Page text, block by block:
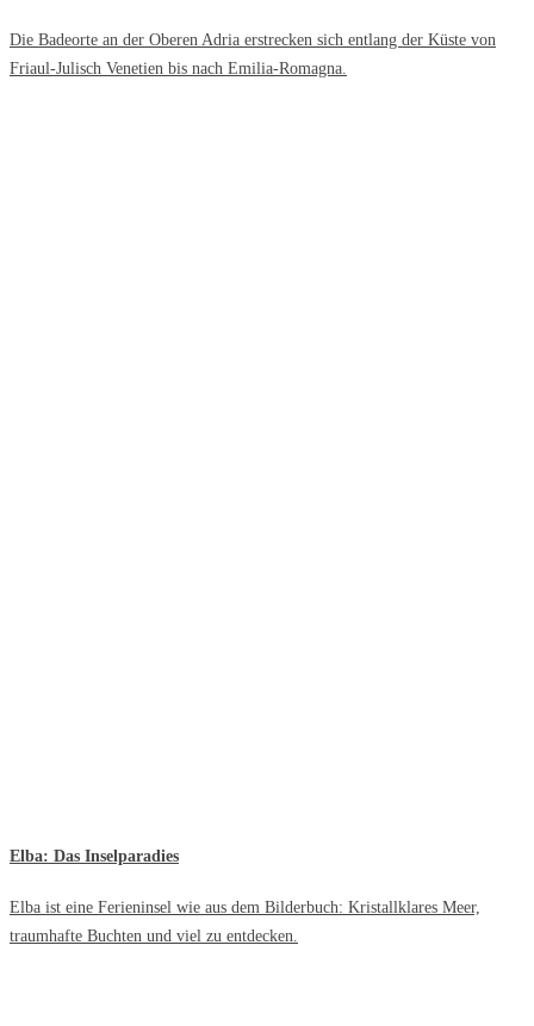
Die Badeorte an der Oberen Adria erstrecken sich entlang der Küste von
Friaul-Julisch Venetien bis nach Emilia-Romagna.
Elba: Das Inselparadies
Elba ist eine Ferieninsel wie aus dem Bilderbuch: Kristallklares Meer,
traumhafte Buchten und viel zu entdecken.